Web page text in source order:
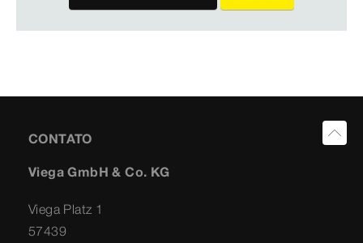
CONTATO
Viega GmbH & Co. KG
Viega Platz 1
57439